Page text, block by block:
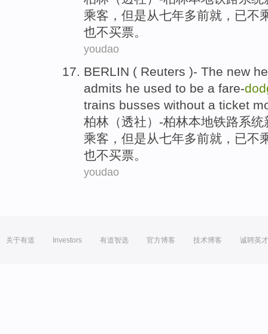
乘客， 但是从七年多前就，已不
也不买票。
youdao
BERLIN ( Reuters )- The new
admits he used to be a fare-
trains busses without a ticket
柏林 （透社） -柏林本地铁路系统
乘客， 但是从七年多前就，已不
也不买票。
youdao
关于有道 Investors 有道智选 官方博客 技术博客 诚聘英才